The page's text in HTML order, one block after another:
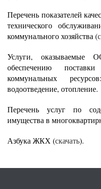
Перечень показателей
технического
коммунального хозяйства (
Услуги,
обеспечению
коммунальных
водоотведение, отопление.
Перечень услуг по
имущества в
Азбука ЖКХ (скачать).